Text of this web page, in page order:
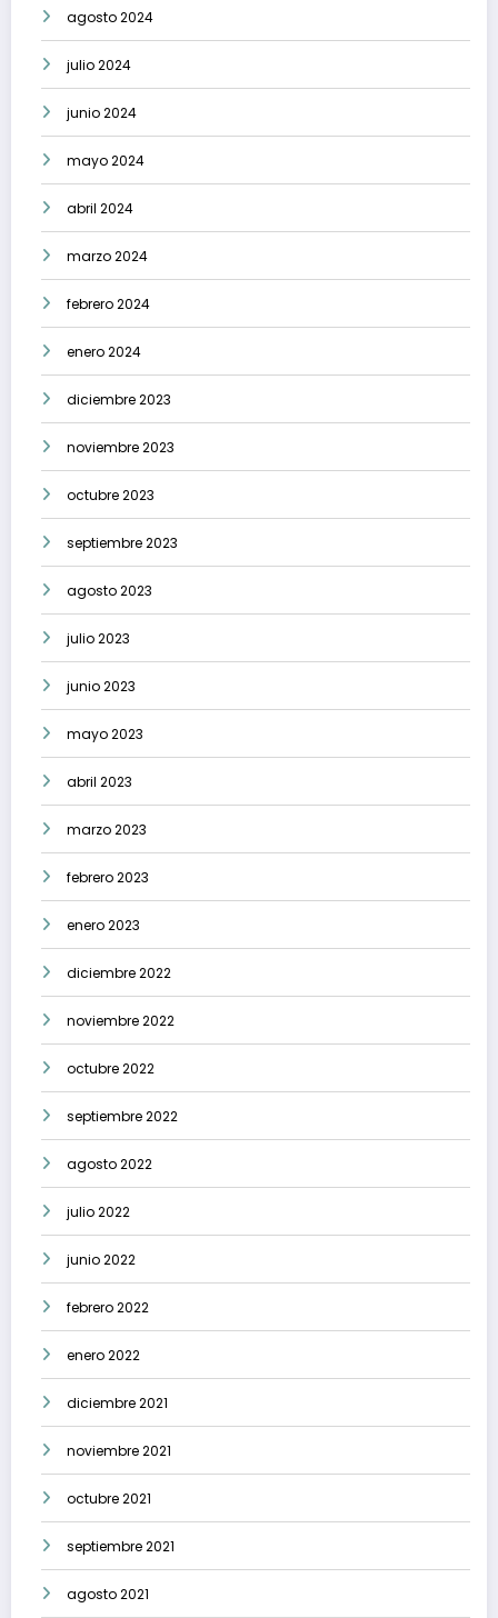
agosto 2024
julio 2024
junio 2024
mayo 2024
abril 2024
marzo 2024
febrero 2024
enero 2024
diciembre 2023
noviembre 2023
octubre 2023
septiembre 2023
agosto 2023
julio 2023
junio 2023
mayo 2023
abril 2023
marzo 2023
febrero 2023
enero 2023
diciembre 2022
noviembre 2022
octubre 2022
septiembre 2022
agosto 2022
julio 2022
junio 2022
febrero 2022
enero 2022
diciembre 2021
noviembre 2021
octubre 2021
septiembre 2021
agosto 2021